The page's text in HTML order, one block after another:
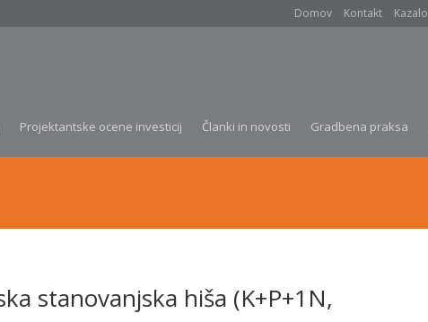
Domov Kontakt Kazalo
Projektantske ocene investicij Članki in novosti Gradbena praksa
stanovanjska hiša (K+P+1N,